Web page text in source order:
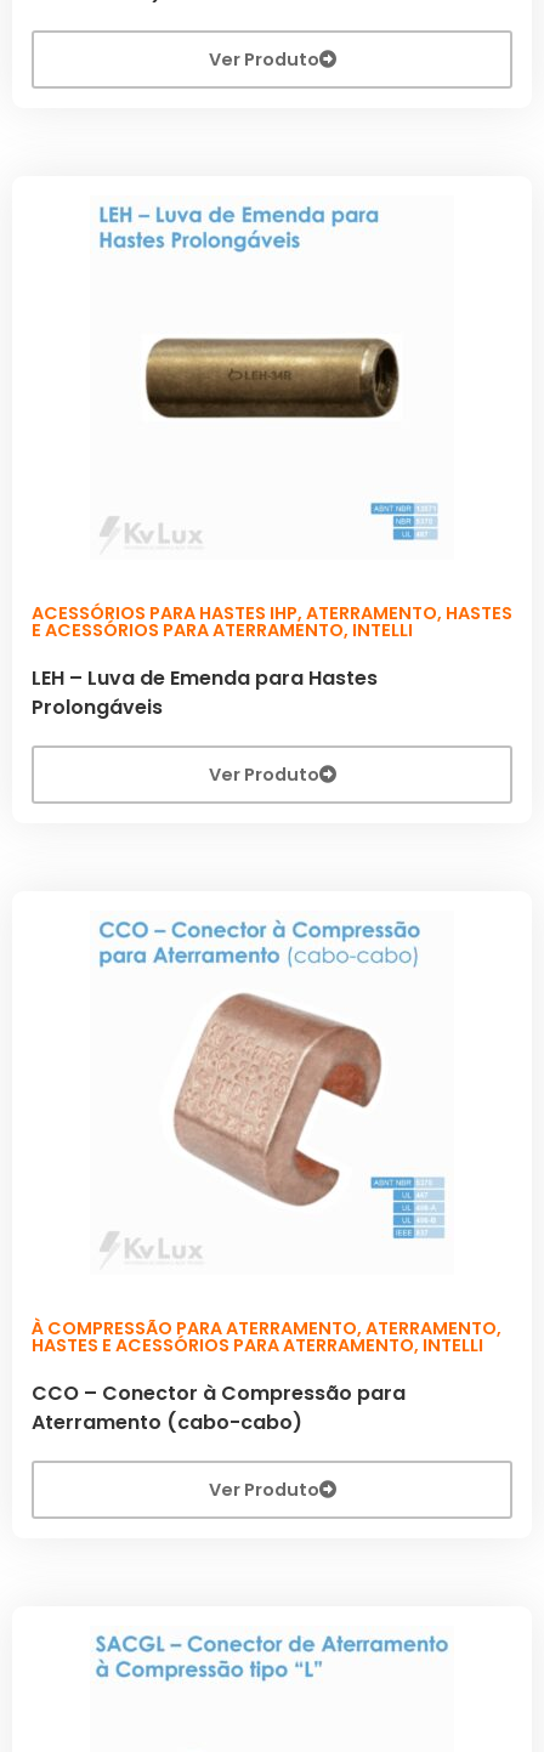
Ver Produto
ACESSÓRIOS PARA HASTES IHP, ATERRAMENTO, HASTES
E ACESSÓRIOS PARA ATERRAMENTO, INTELLI
LEH – Luva de Emenda para Hastes
Prolongáveis
Ver Produto
À COMPRESSÃO PARA ATERRAMENTO, ATERRAMENTO,
HASTES E ACESSÓRIOS PARA ATERRAMENTO, INTELLI
CCO – Conector à Compressão para
Aterramento (cabo-cabo)
Ver Produto